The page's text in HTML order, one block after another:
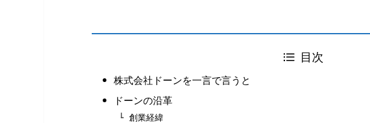
目次
株式会社ドーンを一言で言うと
ドーンの沿革
創業経緯